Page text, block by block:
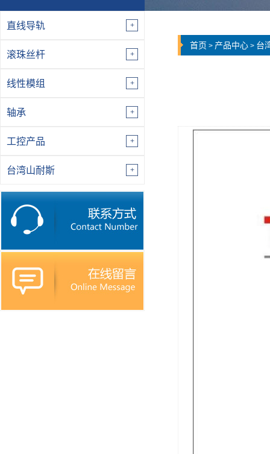
直线导轨
滚珠丝杆
线性模组
轴承
工控产品
台湾山耐斯
首页 > 产品中心 > 台